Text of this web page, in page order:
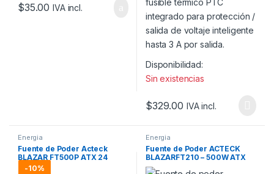
$35.00 IVA incl.
Disponibilidad:
Sin existencias
$329.00 IVA incl.
Energia
Fuente de Poder Acteck
BLAZAR FT500P ATX 24
Pines
-10%
Energia
Fuente de Poder ACTECK
BLAZARFT210 – 500W ATX
24 Pines